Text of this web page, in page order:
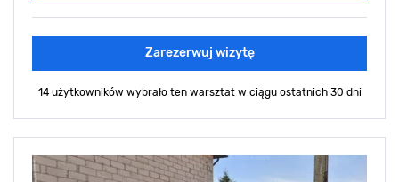
Zarezerwuj wizytę
14 użytkowników wybrało ten warsztat w ciągu ostatnich 30 dni